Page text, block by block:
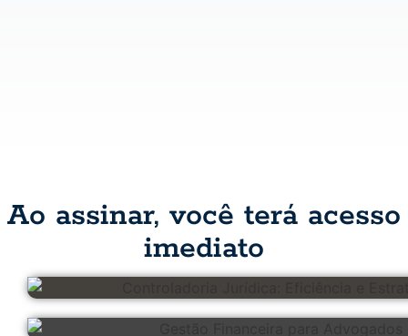
Ao assinar, você terá acesso
imediato